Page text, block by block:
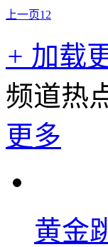
上一页1 2
+ 加载
频道热
更多
黄金